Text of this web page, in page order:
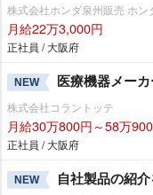
株式会社ホンダ泉州販売 ホ
月給22万3,000円
正社員 / 大阪府
NEW 医療機器メー
株式会社コラントッテ
月給30万800円～58万
正社員 / 大阪府
NEW 自社製品の紹